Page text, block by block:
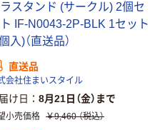
ラスタンド (サークル) 2個セ
IF-N0043-2P-BLK 1セット
入)（直送品）
直送品
会社住まいスタイル
け日 8月21日（金）まで
小売価格 ￥9,460 （税込）
ゴミ袋 エコノミ
ータイプ 乳白半
透明 高密度タイ
オマス素材10％
配合
￥616~
リジナル
乾電池 単3